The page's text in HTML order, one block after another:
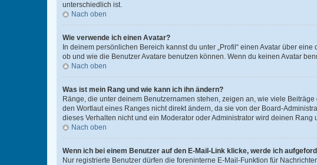
unterschiedlich ist.
Nach oben
Wie verwende ich einen Avatar?
In deinem persönlichen Bereich kannst du unter „Profil“ einen Avatar über
ob und wie die Benutzer Avatare benutzen können. Wenn du keinen Avatar
Nach oben
Was ist mein Rang und wie kann ich ihn ändern?
Ränge, die unter deinem Benutzernamen stehen, zeigen an, wie viele
den Wortlaut eines Ranges nicht direkt ändern, da sie von der Board-
dieses Verhalten nicht und ein Moderator oder Administrator wird deinen
Nach oben
Wenn ich bei einem Benutzer auf den E-Mail-Link klicke, werde ich
Nur registrierte Benutzer dürfen die foreninterne E-Mail-Funktion für